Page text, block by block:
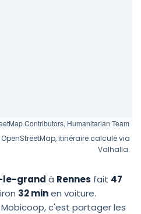
Contributors, Humanitarian Team
itinéraire calculé via
Valhalla.
le-grand à Rennes fait 47
32 minen voiture.
c'est partager les